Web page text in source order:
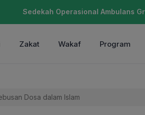
Sedekah Operasional Ambulans
Zakat Wakaf Program
Dosa dalam Islam